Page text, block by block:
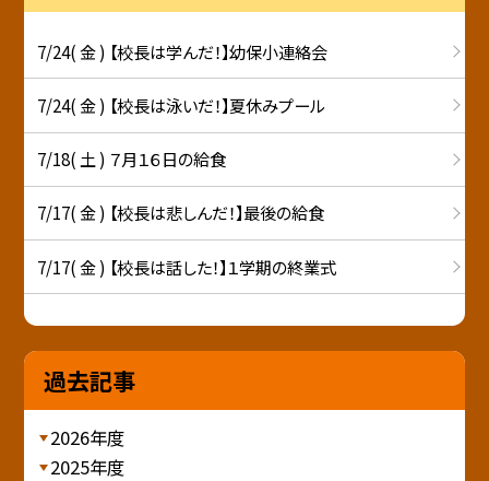
7/24( 金 ) 【校長は学んだ！】幼保小連絡会
7/24( 金 ) 【校長は泳いだ！】夏休みプール
7/18( 土 ) ７月１６日の給食
7/17( 金 ) 【校長は悲しんだ！】最後の給食
7/17( 金 ) 【校長は話した！】１学期の終業式
過去記事
2026年度
2025年度